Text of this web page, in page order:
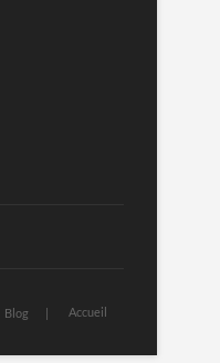
Blog Accueil